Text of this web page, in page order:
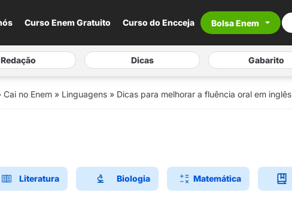
Curso Enem Gratuito Curso do Encceja Bolsa Enem
Redação Dicas Gabarito
Cai no Enem » Linguagens » Dicas para melhorar a fluência oral em inglês
Literatura Biologia Matemática